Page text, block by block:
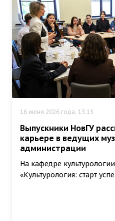
16 июня 2026 года, 13:15
Выпускники НовГУ
карьере в ведущих
администрации
На кафедре
«Культурология: старт